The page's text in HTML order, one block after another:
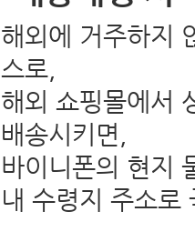
해외에 거주하지
스로,
해외 쇼핑몰에서
배송시키면,
바이니폰의 현지
내 수령지 주소로